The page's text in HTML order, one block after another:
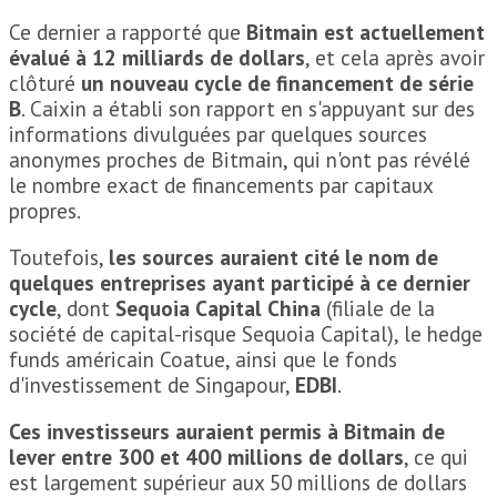
Ce dernier a rapporté que Bitmain est actuellement
évalué à 12 milliards de dollars, et cela après avoir
clôturé un nouveau cycle de financement de série
B. Caixin a établi son rapport en s'appuyant sur des
informations divulguées par quelques sources
anonymes proches de Bitmain, qui n'ont pas révélé
le nombre exact de financements par capitaux
propres.
Toutefois, les sources auraient cité le nom de
quelques entreprises ayant participé à ce dernier
cycle, dont Sequoia Capital China(filiale de la
société de capital-risque Sequoia Capital), le hedge
funds américain Coatue, ainsi que le fonds
d'investissement de Singapour, EDBI.
Ces investisseurs auraient permis à Bitmain de
lever entre 300 et 400 millions de dollars, ce qui
est largement supérieur aux 50 millions de dollars